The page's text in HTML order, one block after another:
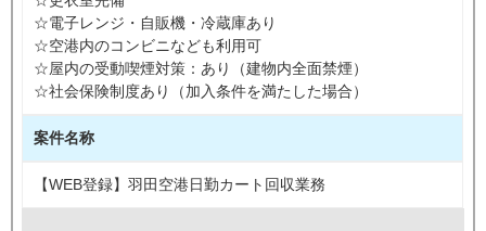
☆電子レンジ・自販機・冷蔵庫あり
☆空港内のコンビニなども利用可
☆屋内の受動喫煙対策：あり（建物内全面禁煙）
☆社会保険制度あり（加入条件を満たした場合）
案件名称
【WEB登録】羽田空港日勤カート回収業務